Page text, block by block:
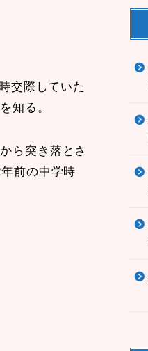
交際していた
知る。
ら突き落とさ
前の中学時